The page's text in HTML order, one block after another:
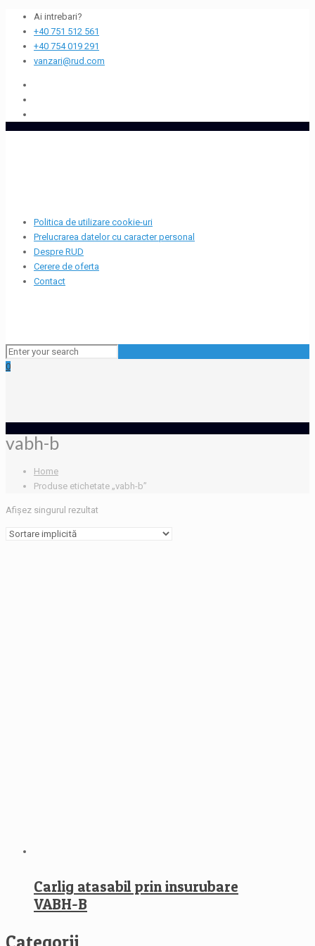
Ai intrebari?
+40 751 512 561
+40 754 019 291
vanzari@rud.com
Politica de utilizare cookie-uri
Prelucrarea datelor cu caracter personal
Despre RUD
Cerere de oferta
Contact
0
vabh-b
Home
Produse etichetate „vabh-b”
Afișez singurul rezultat
Carlig atasabil prin insurubare
VABH-B